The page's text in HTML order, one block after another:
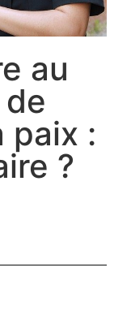
au
paix :
?